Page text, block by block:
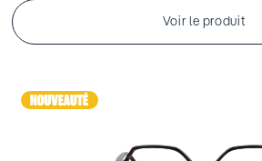
Voir le produit